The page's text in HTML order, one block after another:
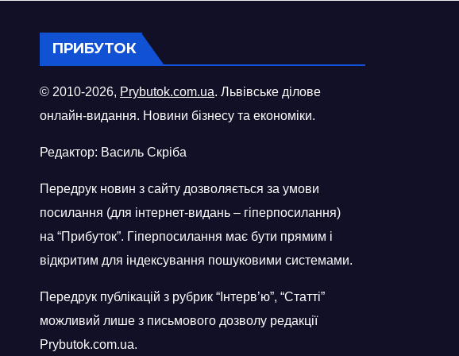
ПРИБУТОК
© 2010-2026, Prybutok.com.ua. Львівське ділове
онлайн-видання. Новини бізнесу та економіки.
Редактор: Василь Скріба
Передрук новин з сайту дозволяється за умови
посилання (для інтернет-видань – гіперпосилання)
на “Прибуток”. Гіперпосилання має бути прямим і
відкритим для індексування пошуковими системами.
Передрук публікацій з рубрик “Інтерв’ю”, “Статті”
можливий лише з письмового дозволу редакції
Prybutok.com.ua.